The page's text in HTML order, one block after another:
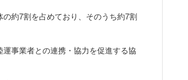
約7割を占めており、そのうち約7割
事業者との連携・協力を促進する協